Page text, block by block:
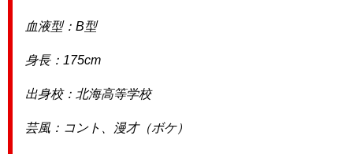
血液型：B型
身長：175cm
出身校：北海高等学校
芸風：コント、漫才（ボケ）